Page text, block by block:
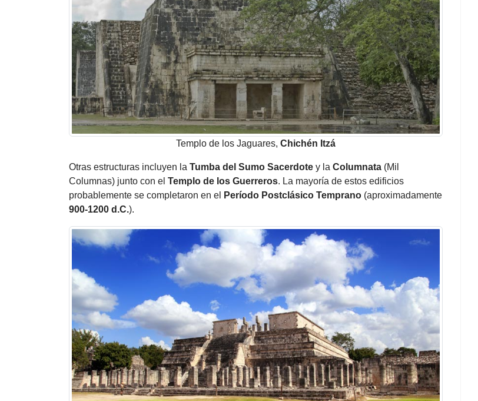
Templo de los Jaguares, Chichén Itzá
Otras estructuras incluyen la Tumba del Sumo Sacerdote y la Columnata (Mil
Columnas) junto con el Templo de los Guerreros. La mayoría de estos edificios
probablemente se completaron en el
Período Postclásico Temprano (aproximadamente
900-1200 d.C.).